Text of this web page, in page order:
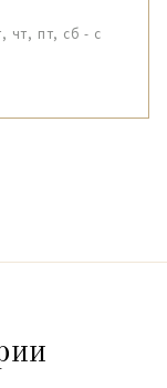
чт, пт, сб - с